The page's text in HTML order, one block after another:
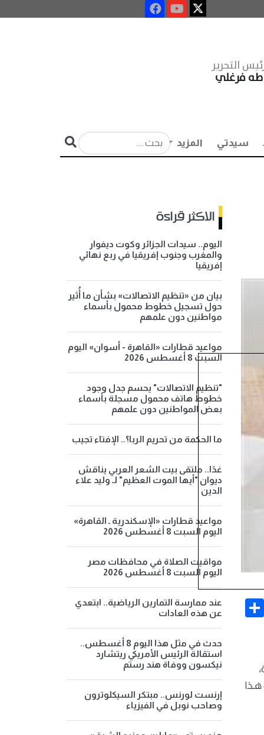
التحرير
طه فرغلي
سيدتي المزيد
Share
هذا
الاكثر قراءة
اليوم.. سيدات الجزائر وكوت ديفوار
والمغرب وجنوب إفريقيا في ربع نهائي
إفريقيا
بيان من «تنظيم الاتصالات» بشأن ما أُثير
حول تسجيل خطوط محمول بأسماء
مواطنين دون علمهم
مواعيد قطارات «القاهرة - أسوان» اليوم
السبت 8 أغسطس 2026
"تنظيم الاتصالات" يحسم جدل وجود
خطوط هاتف محمول مسجلة بأسماء
بعض المواطنين دون علمهم
ما الحكمة من تحريم الربا؟.. الإفتاء تجيب
غدًا.. ملتقى بيت الشعر العربي يناقش
ديوان "أيها الموت العظيم" لـ وليد علاء
الدين
مواعيد قطارات «الإسكندرية ـ القاهرة»
اليوم السبت 8 أغسطس 2026
مواقيت الصلاة في محافظات مصر
اليوم السبت 8 أغسطس 2026
عند ممارسة التمارين الرياضية.. ابتعدي
عن هذه العادات
حدث في مثل هذا اليوم 8 أغسطس..
استقالة الرئيس الأمريكي ريتشارد
نيكسون ووفاة هند رستم
إرنست لورنس.. مبتكر السيكلوترون
وصاحب نوبل في الفيزياء